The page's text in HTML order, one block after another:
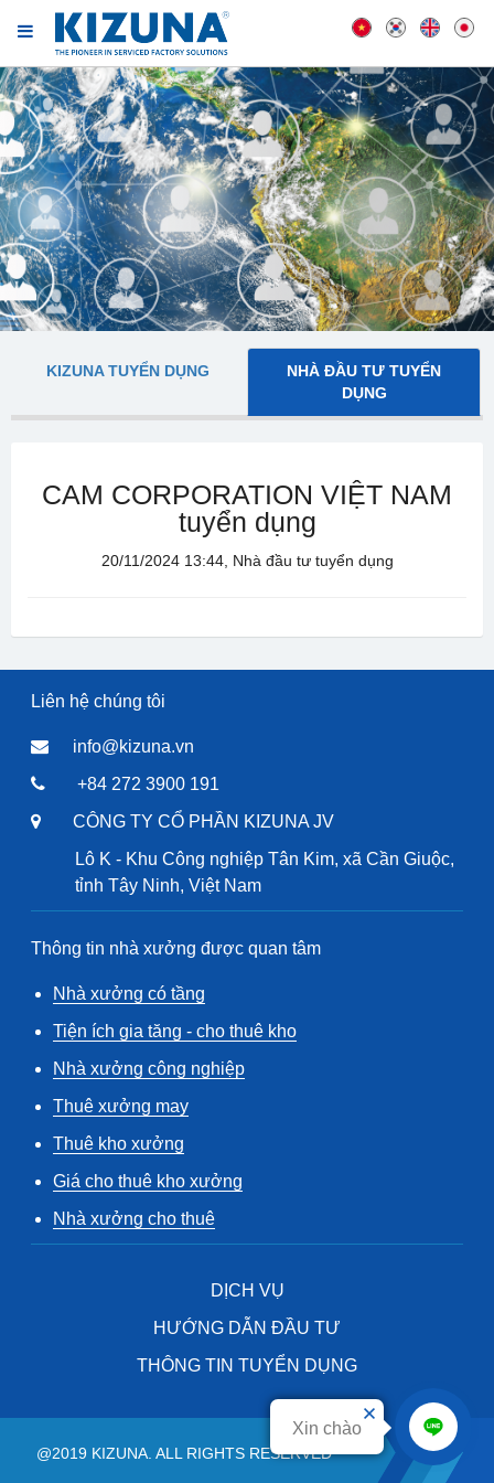
Xin chào
KIZUNA TUYỂN DỤNG
NHÀ ĐẦU TƯ TUYỂN
DỤNG
CAM CORPORATION VIỆT NAM
tuyển dụng
20/11/2024 13:44, Nhà đầu tư tuyển dụng
Liên hệ chúng tôi
info@kizuna.vn
+84 272 3900 191
CÔNG TY CỔ PHẦN KIZUNA JV
Lô K - Khu Công nghiệp Tân Kim, xã Cần Giuộc,
tỉnh Tây Ninh, Việt Nam
Thông tin nhà xưởng được quan tâm
Nhà xưởng có tầng
Tiện ích gia tăng - cho thuê kho
Nhà xưởng công nghiệp
Thuê xưởng may
Thuê kho xưởng
Giá cho thuê kho xưởng
Nhà xưởng cho thuê
DỊCH VỤ
HƯỚNG DẪN ĐẦU TƯ
THÔNG TIN TUYỂN DỤNG
@2019 KIZUNA. ALL RIGHTS RESERVED